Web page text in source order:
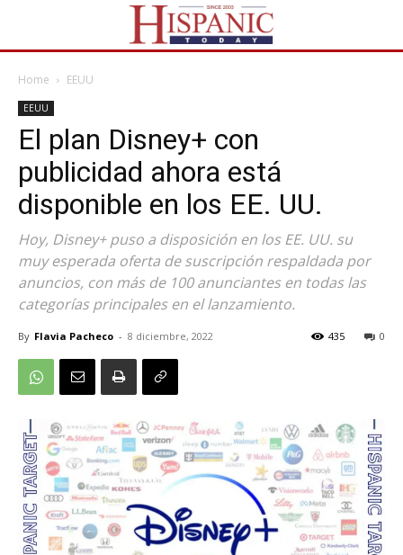
Home EEUU
EEUU
El plan Disney+ con
publicidad ahora está
disponible en los EE. UU.
Hoy, Disney+ puso a disposición en los EE. UU. su
muy esperada oferta de suscripción respaldada por
anuncios, con más de 100 anunciantes en todas las
categorías principales en el lanzamiento.
By Flavia Pacheco - 8 diciembre, 2022 0
435